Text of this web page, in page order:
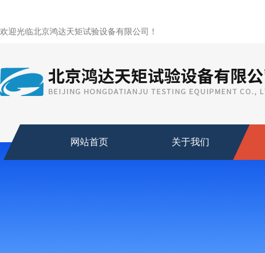
欢迎光临北京鸿达天矩试验设备有限公司！
网站首页 关于我们